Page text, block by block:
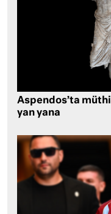
Aspendos’ta
yan yana